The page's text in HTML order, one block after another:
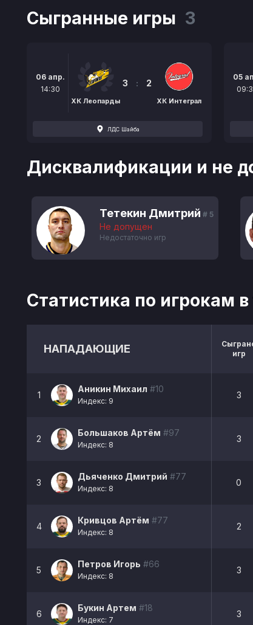
Сыгранные игры 3
06 апр.
14:30
ХК Леопарды
3 : 2
ХК Интеграл
ЛДС Шайба
05
Дисквалификации и не
Тетекин Дмитрий # 5
Не допущен
Недостаточно игр
Статистика по игрокам
НАПАДАЮЩИЕ
игр
1
Аникин Михаил #10
Индекс: 9
3
2
Большаков Артём #97
Индекс: 8
3
3
Дьяченко Дмитрий #77
Индекс: 8
0
4
Кривцов Артём #77
Индекс: 8
2
5
Петров Игорь #66
Индекс: 8
3
6
Букин Артем #18
Индекс: 7
3